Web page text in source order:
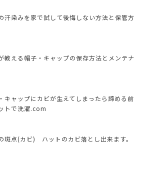
汗染みを家で試して後悔しない方法と保管方
教える帽子・キャップの保存方法とメンテナ
キャップにカビが生えてしまったら諦める前
トで洗濯.com
斑点(カビ) ハットのカビ落とし出来ます。